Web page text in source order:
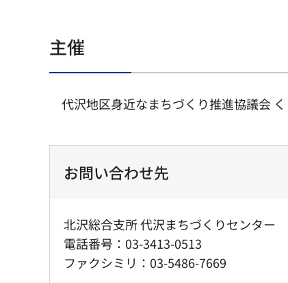
主催
代沢地区身近なまちづくり推進協議会
お問い合わせ先
北沢総合支所 代沢まちづくりセンター
電話番号：03-3413-0513
ファクシミリ：03-5486-7669